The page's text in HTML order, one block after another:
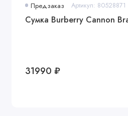
Предзаказ Артикул: 80528871
Сумка Burberry Cannon
31990 ₽